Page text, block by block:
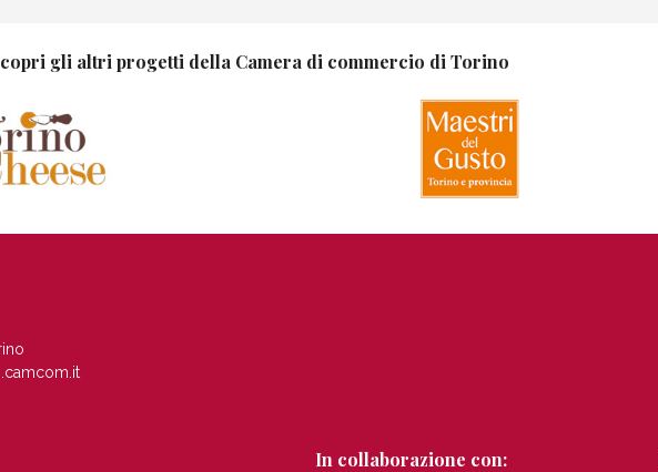
gli altri progetti della Camera di commercio di Torino
In collaborazione con: